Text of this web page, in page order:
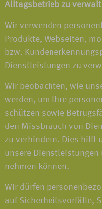
Alltagsbetrieb zu
Wir verwenden
Produkte, Webseiten,
bzw.
Dienstleistungen zu
Wir beobachten, wie
werden, um Ihre
schützen sowie
den Missbrauch von
zu verhindern. Dies hilft
unsere
nehmen können.
Wir dürfen
auf Sicherheitsvorfälle,